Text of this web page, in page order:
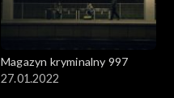
Magazyn kryminalny 997
27.01.2022